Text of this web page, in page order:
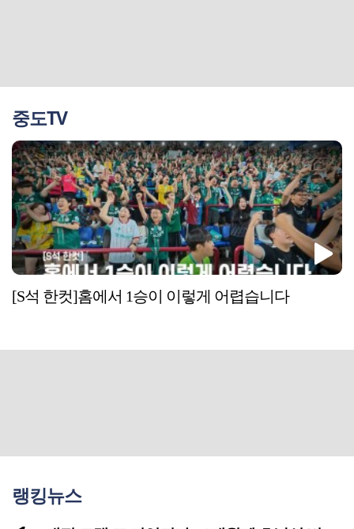
중도TV
[S석 한컷]홈에서 1승이 이렇게 어렵습니다
랭킹뉴스